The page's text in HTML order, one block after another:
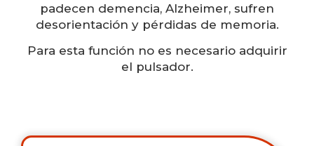
padecen demencia, Alzheimer, sufren
desorientación y pérdidas de memoria.
Para esta función no es necesario adquirir
el pulsador.